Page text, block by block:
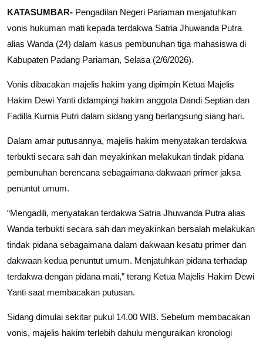
KATASUMBAR- Pengadilan Negeri Pariaman menjatuhkan
vonis hukuman mati kepada terdakwa Satria Jhuwanda Putra
alias Wanda (24) dalam kasus pembunuhan tiga mahasiswa di
Kabupaten Padang Pariaman, Selasa (2/6/2026).
Vonis dibacakan majelis hakim yang dipimpin Ketua Majelis
Hakim Dewi Yanti didampingi hakim anggota Dandi Septian dan
Fadilla Kurnia Putri dalam sidang yang berlangsung siang hari.
Dalam amar putusannya, majelis hakim menyatakan terdakwa
terbukti secara sah dan meyakinkan melakukan tindak pidana
pembunuhan berencana sebagaimana dakwaan primer jaksa
penuntut umum.
“Mengadili, menyatakan terdakwa Satria Jhuwanda Putra alias
Wanda terbukti secara sah dan meyakinkan bersalah melakukan
tindak pidana sebagaimana dalam dakwaan kesatu primer dan
dakwaan kedua penuntut umum. Menjatuhkan pidana terhadap
terdakwa dengan pidana mati,” terang Ketua Majelis Hakim Dewi
Yanti saat membacakan putusan.
Sidang dimulai sekitar pukul 14.00 WIB. Sebelum membacakan
vonis, majelis hakim terlebih dahulu menguraikan kronologi